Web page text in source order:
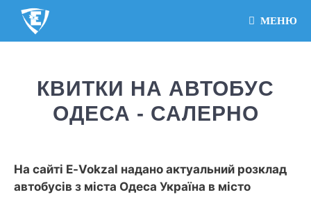
МЕНЮ
КВИТКИ НА АВТОБУС
ОДЕСА - САЛЕРНО
На сайті E-Vokzal надано актуальний розклад
автобусів з міста Одеса Україна в місто